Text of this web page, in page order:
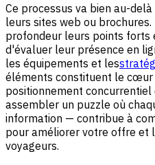
Ce processus va bien au-
leurs sites web ou
profondeur leurs points forts
d'évaluer leur présence en
les équipements et les
éléments constituent le cœur
positionnement
assembler un puzzle où
information — contribue à
pour améliorer votre offre et
voyageurs.